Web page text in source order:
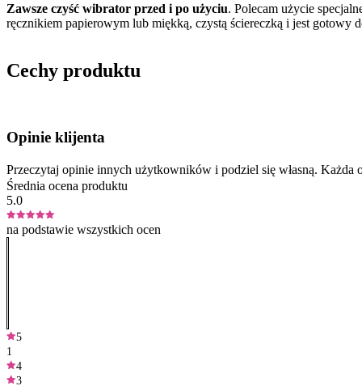
Zawsze czyść wibrator przed i po użyciu. Polecam użycie
ręcznikiem papierowym lub miękką, czystą ściereczką i jest gotowy
Cechy produktu
Opinie klijenta
Przeczytaj opinie innych użytkowników i podziel się własną.
Średnia ocena produktu
5.0
na podstawie wszystkich ocen
5
1
4
3